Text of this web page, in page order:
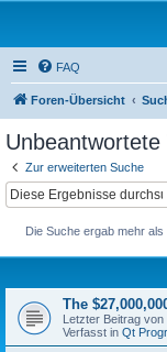
FAQ
Foren-Übersicht
Unbeantwortete
Zur erweiterten Suche
Die Suche ergab mehr
The
Letzter Beitrag von
Verfasst in Qt